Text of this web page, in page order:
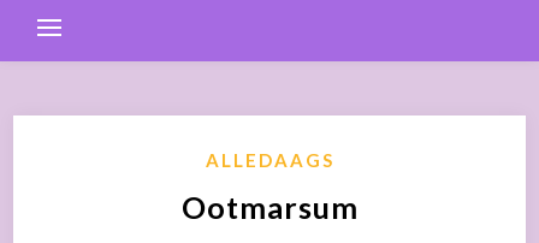
ALLEDAAGS
Ootmarsum